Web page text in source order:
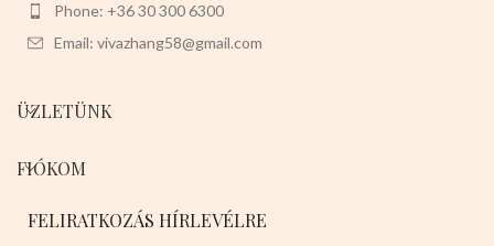
Phone: +36 30 300 6300
Email: vivazhang58@gmail.com
ÜZLETÜNK
FIÓKOM
FELIRATKOZÁS HÍRLEVÉLRE